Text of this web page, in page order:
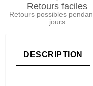
Retours faciles
Retours possibles
jours
DESCRIPTION